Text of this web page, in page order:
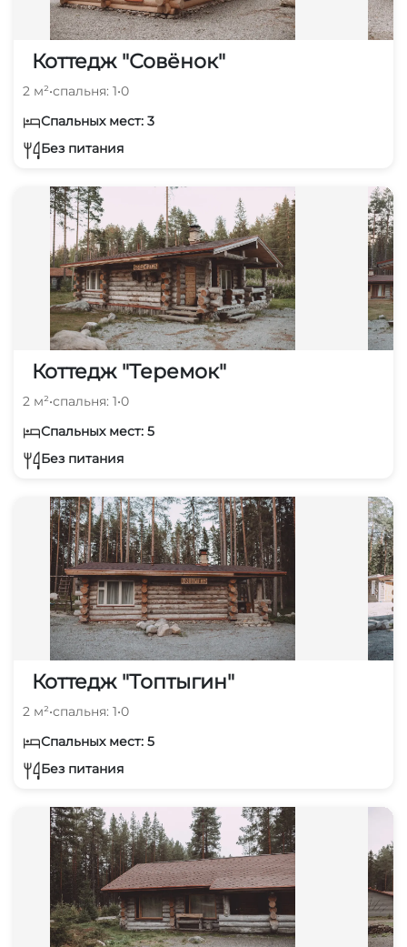
Коттедж "Совёнок"
2 м²•спальня: 1•0
Спальных мест: 3
Без питания
Коттедж "Теремок"
2 м²•спальня: 1•0
Спальных мест: 5
Без питания
Коттедж "Топтыгин"
2 м²•спальня: 1•0
Спальных мест: 5
Без питания